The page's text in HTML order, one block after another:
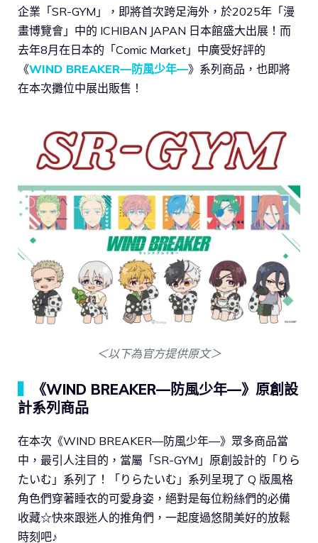
企業「SR-GYM」，即將首次跨足海外，於2025年「漫
畫博覽會」中的 ICHIBAN JAPAN 日本館盛大出展！而
去年8月在日本的「Comic Market」中廣受好評的
《WIND BREAKER—防風少年—》系列商品，也即將
在本次攤位中展出販售！
＜以下為官方提供原文＞
《WIND BREAKER—防風少年—》原創設
計系列商品
在本次《WIND BREAKER—防風少年—》眾多商品當
中，最引人注目的，當屬「SR-GYM」原創設計的「りら
たいむ」系列了！「りらたいむ」系列呈現了 Q 版風格
角色們穿著睡衣的可愛身姿，絕對是每位粉絲們的必備
收藏☆快來跟迷人的推角們，一起度過悠閒美好的放鬆
時刻吧♪